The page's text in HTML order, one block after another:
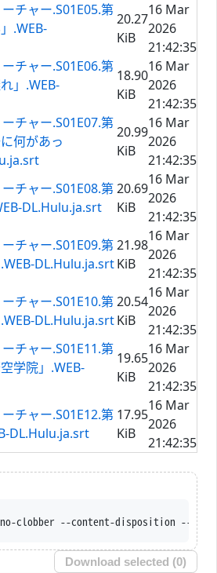
チャー.S01E05.第
.WEB-
20.27
KiB
16 Mar
2026
21:42:35
チャー.S01E06.第
」.WEB-
18.90
KiB
16 Mar
2026
21:42:35
チャー.S01E07.第
何があっ
20.99
KiB
16 Mar
2026
21:42:35
チャー.S01E08.第
DL.Hulu.ja.srt
20.69
KiB
16 Mar
2026
21:42:35
チャー.S01E09.第
DL.Hulu.ja.srt
21.98
KiB
16 Mar
2026
21:42:35
チャー.S01E10.第
DL.Hulu.ja.srt
20.54
KiB
16 Mar
2026
21:42:35
チャー.S01E11.第
学院」.WEB-
19.65
KiB
16 Mar
2026
21:42:35
チャー.S01E12.第
DL.Hulu.ja.srt
17.95
KiB
16 Mar
2026
21:42:35
--content-disposition --trust-server-names --
Download selected (0)